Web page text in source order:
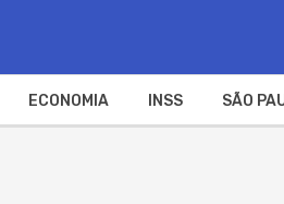
ECONOMIA INSS SÃO